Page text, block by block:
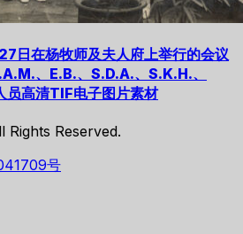
日在杨牧师及夫人府上举行的会议
、E.B.、S.D.A.、S.K.H.、
员高清TIF电子图片素材
Rights Reserved.
号